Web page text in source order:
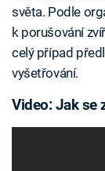
světa. Podle
k porušování
celý případ
vyšetřování.
Video: Jak se